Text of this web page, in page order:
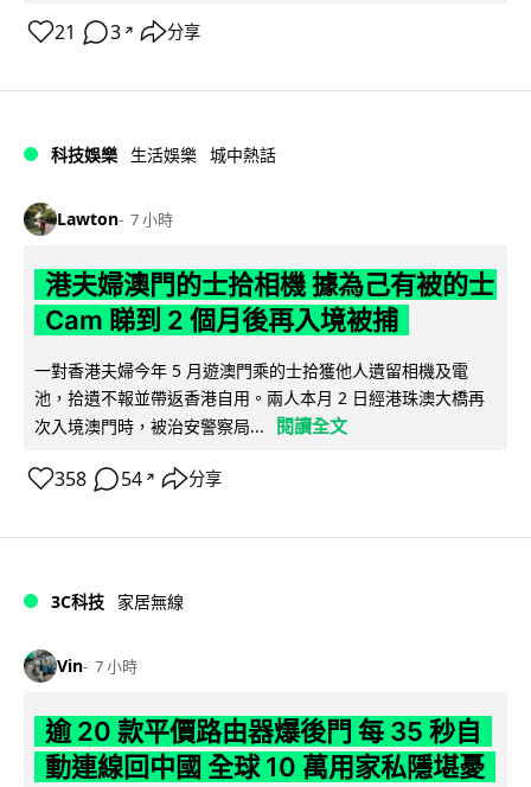
21 3 ↗ 分享
科技娛樂 生活娛樂 城中熱話
Lawton 7 小時
港夫婦澳門的士拾相機 據為己有被的士
Cam 睇到 2 個月後再入境被捕
一對香港夫婦今年 5 月遊澳門乘的士拾獲他人遺留相機及電
池，拾遺不報並帶返香港自用。兩人本月 2 日經港珠澳大橋再
次入境澳門時，被治安警察局...
閱讀全文
358 54 ↗ 分享
3C科技 家居無線
Vin 7 小時
逾 20 款平價路由器爆後門 每 35 秒自
動連線回中國 全球 10 萬用家私隱堪憂